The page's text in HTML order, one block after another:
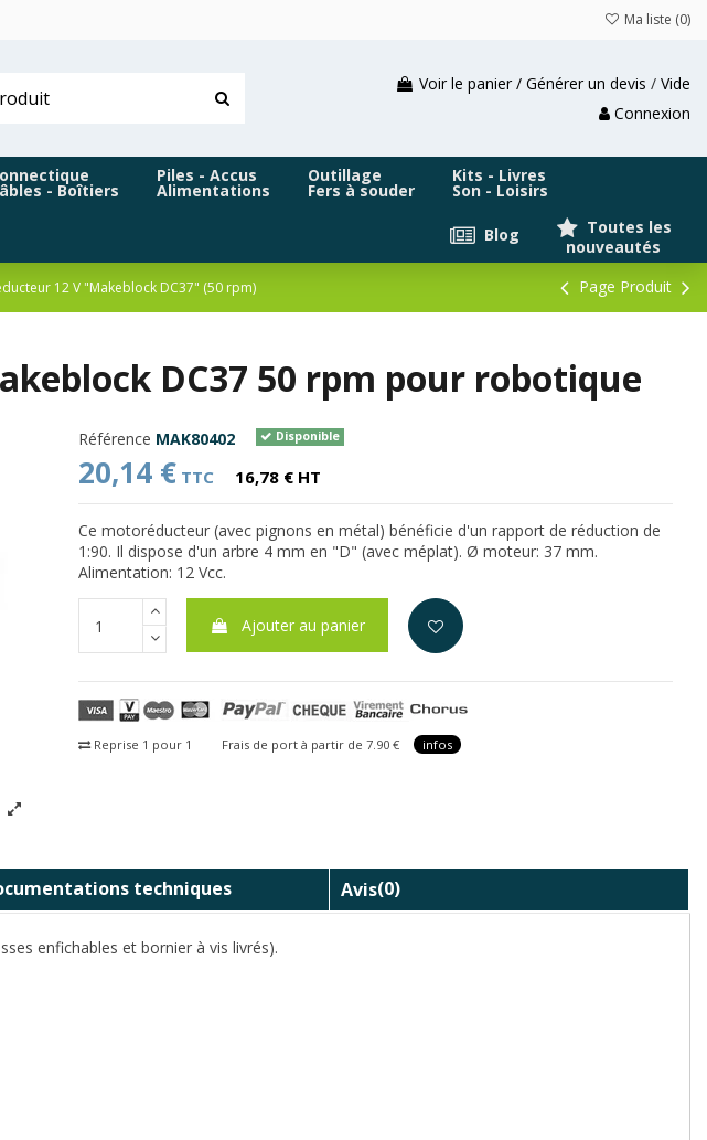
Ma liste (0)
Voir le panier / Générer un devis / Vide
Connexion
- Boîtiers
Piles - Accus
Alimentations
Outillage
Fers à souder
Kits - Livres
Son - Loisirs
Toutes les
nouveautés
Blog
12 V "Makeblock DC37" (50 rpm) Page Produit
DC37 50 rpm pour robotique
Référence MAK80402 Disponible
20,14 € TTC 16,78 € HT
Ce motoréducteur (avec pignons en métal) bénéficie d'un rapport de réduction de
1:90. Il dispose d'un arbre 4 mm en "D" (avec méplat). Ø moteur: 37 mm.
Alimentation: 12 Vcc.
Ajouter au panier
Reprise 1 pour 1 Frais de port à partir de 7.90 € infos
techniques Avis(0)
enfichables et bornier à vis livrés).